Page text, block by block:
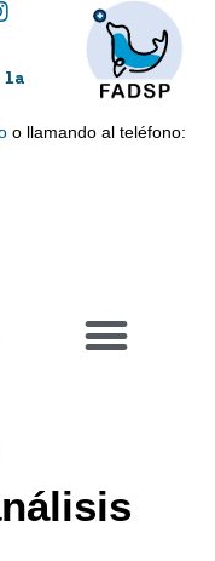
la
o llamando al teléfono: